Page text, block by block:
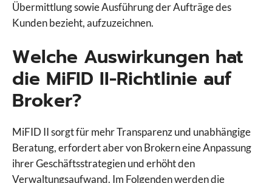
Übermittlung sowie Ausführung der Aufträge des
Kunden bezieht, aufzuzeichnen.
Welche Auswirkungen hat
die MiFID II-Richtlinie auf
Broker?
MiFID II sorgt für mehr Transparenz und unabhängige
Beratung, erfordert aber von Brokern eine Anpassung
ihrer Geschäftsstrategien und erhöht den
Verwaltungsaufwand. Im Folgenden werden die